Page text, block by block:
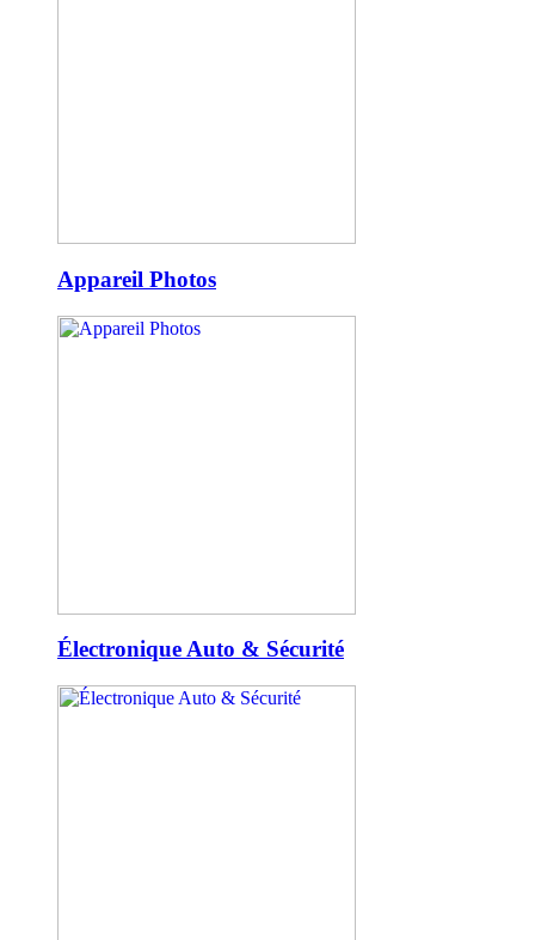
Appareil Photos
Électronique Auto & Sécurité